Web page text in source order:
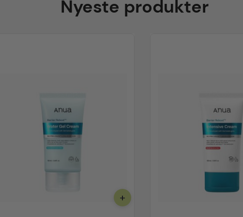
Nyeste produkter
+